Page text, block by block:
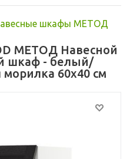
шкафы МЕТОД
МЕТОД Навесной
шкаф - белый/
60x40 см